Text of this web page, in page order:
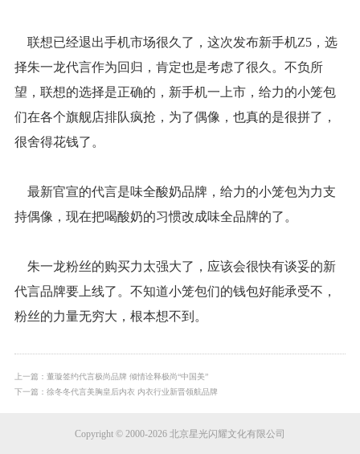
联想已经退出手机市场很久了，这次发布新手机Z5，选
择朱一龙代言作为回归，肯定也是考虑了很久。不负所
望，联想的选择是正确的，新手机一上市，给力的小笼包
们在各个旗舰店排队疯抢，为了偶像，也真的是很拼了，
很舍得花钱了。
最新官宣的代言是味全酸奶品牌，给力的小笼包为力支
持偶像，现在把喝酸奶的习惯改成味全品牌的了。
朱一龙粉丝的购买力太强大了，应该会很快有谈妥的新
代言品牌要上线了。不知道小笼包们的钱包好能承受不，
粉丝的力量无穷大，根本想不到。
上一篇：董璇签约代言极尚品牌 倾情诠释极尚“中国美”
下一篇：徐冬冬代言美胸皇后内衣 内衣行业新晋领航品牌
Copyright © 2000-2026 北京星光闪耀文化有限公司